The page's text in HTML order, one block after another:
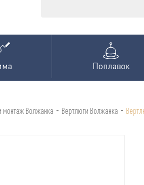
Поплавок
монтаж Волжанка - Вертлюги Волжанка -